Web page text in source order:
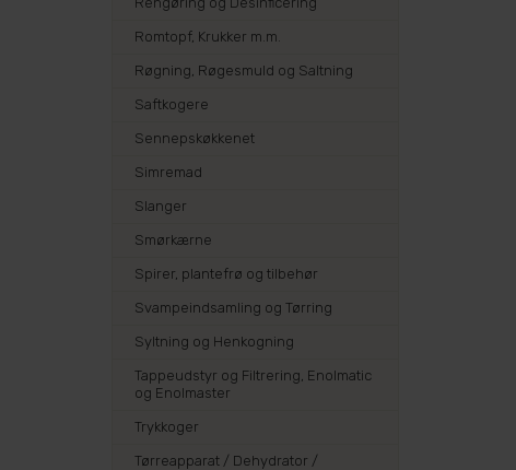
Romtopf, Krukker m.m.
Røgning, Røgesmuld og Saltning
Saftkogere
Sennepskøkkenet
Simremad
Slanger
Smørkærne
Spirer, plantefrø og tilbehør
Svampeindsamling og Tørring
Syltning og Henkogning
Tappeudstyr og Filtrering, Enolmatic
og Enolmaster
Trykkoger
Tørreapparat / Dehydrator /